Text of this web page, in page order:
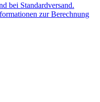
bei Standardversand.
zur Berechnung